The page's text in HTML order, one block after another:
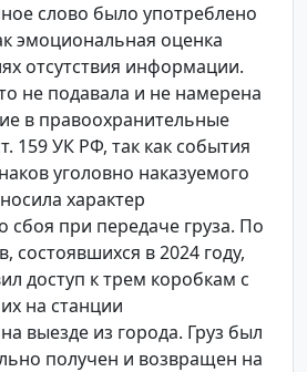
слово было употреблено
эмоциональная оценка
отсутствия информации.
не подавала и не намерена
в правоохранительные
159 УК РФ, так как события
уголовно наказуемого
характер
сбоя при передаче груза. По
состоявшихся в 2024 году,
доступ к трем коробкам с
на станции
выезде из города. Груз был
получен и возвращен на